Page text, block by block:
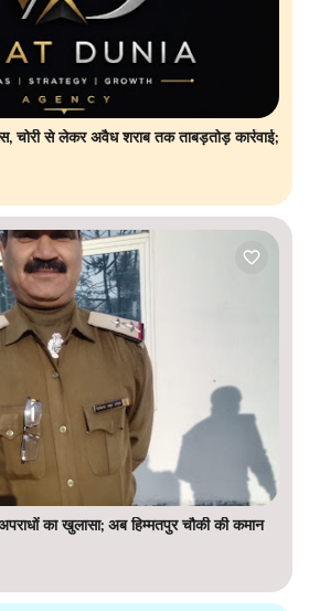
चोरी से लेकर अवैध शराब तक ताबड़तोड़ कार्रवाई;
का खुलासा; अब हिम्मतपुर चौकी की कमान